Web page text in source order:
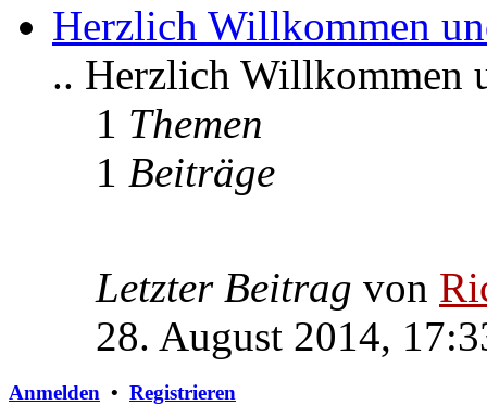
Herzlich Willkommen
.. Herzlich Willkommen
1 Themen
1 Beiträge
Letzter Beitrag von
28. August 2014,
Anmelden • Registrieren